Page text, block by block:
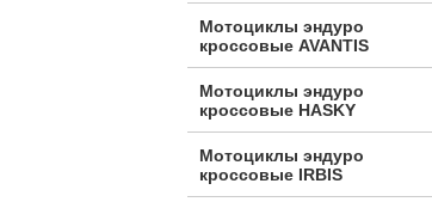
Мотоциклы эндуро
кроссовые AVANTIS
Мотоциклы эндуро
кроссовые HASKY
Мотоциклы эндуро
кроссовые IRBIS